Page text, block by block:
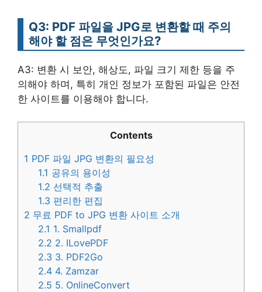
Q3: PDF 파일을 JPG로 변환할 때 주의
해야 할 점은 무엇인가요?
A3: 변환 시 보안, 해상도, 파일 크기 제한 등을 주
의해야 하며, 특히 개인 정보가 포함된 파일은 안전
한 사이트를 이용해야 합니다.
Contents
1 PDF 파일 JPG 변환의 필요성
1.1 공유의 용이성
1.2 선택적 추출
1.3 편리한 편집
2 무료 PDF to JPG 변환 사이트 소개
2.1 1. Smallpdf
2.2 2. ILovePDF
2.3 3. PDF2Go
2.4 4. Zamzar
2.5 5. OnlineConvert